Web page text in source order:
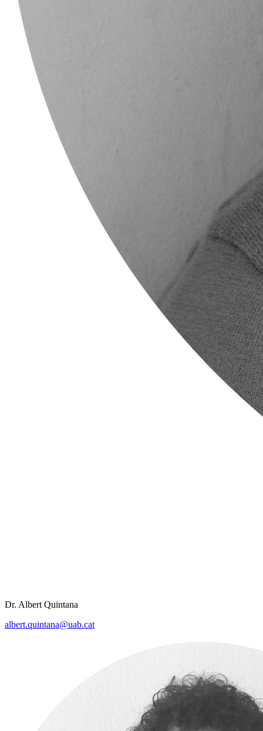
Dr. Albert Quintana
albert.quintana@uab.cat